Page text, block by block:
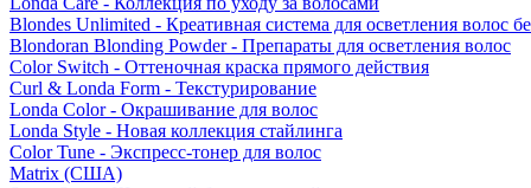
Blondes Unlimited - Креативная система для осветления волос
Blondoran Blonding Powder - Препараты для осветления волос
Color Switch - Оттеночная краска прямого действия
Curl & Londa Form - Текстурирование
Londa Color - Окрашивание для волос
Londa Style - Новая коллекция стайлинга
Color Tune - Экспресс-тонер для волос
Matrix (США)